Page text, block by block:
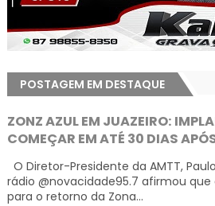
POSTAGEM EM DESTAQUE
ZONZ AZUL EM JUAZEIRO:
COMEÇAR EM ATÉ 30 DIAS
O Diretor-Presidente da AMTT,
rádio @novacidade95.7 afirmou
para o retorno da Zona...